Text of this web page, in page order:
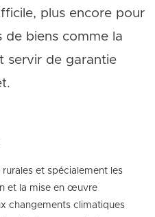
plus encore pour
de biens comme la
servir de garantie
et spécialement les
et la mise en œuvre
changements climatiques